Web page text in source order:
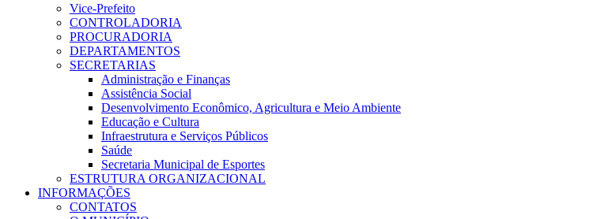
Vice-Prefeito
CONTROLADORIA
PROCURADORIA
DEPARTAMENTOS
SECRETARIAS
Administração e Finanças
Assistência Social
Desenvolvimento Econômico, Agricultura e Meio Ambiente
Educação e Cultura
Infraestrutura e Serviços Públicos
Saúde
Secretaria Municipal de Esportes
ESTRUTURA ORGANIZACIONAL
INFORMAÇÕES
CONTATOS